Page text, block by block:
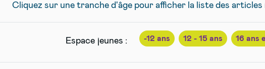
Cliquez sur une tranche d'âge pour afficher la liste des
Espace jeunes : -12 ans 12 - 15 ans 16 ans